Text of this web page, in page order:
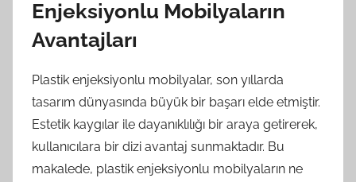
Enjeksiyonlu Mobilyaların
Avantajları
Plastik enjeksiyonlu mobilyalar, son yıllarda
tasarım dünyasında büyük bir başarı elde etmiştir.
Estetik kaygılar ile dayanıklılığı bir araya getirerek,
kullanıcılara bir dizi avantaj sunmaktadır. Bu
makalede, plastik enjeksiyonlu mobilyaların ne